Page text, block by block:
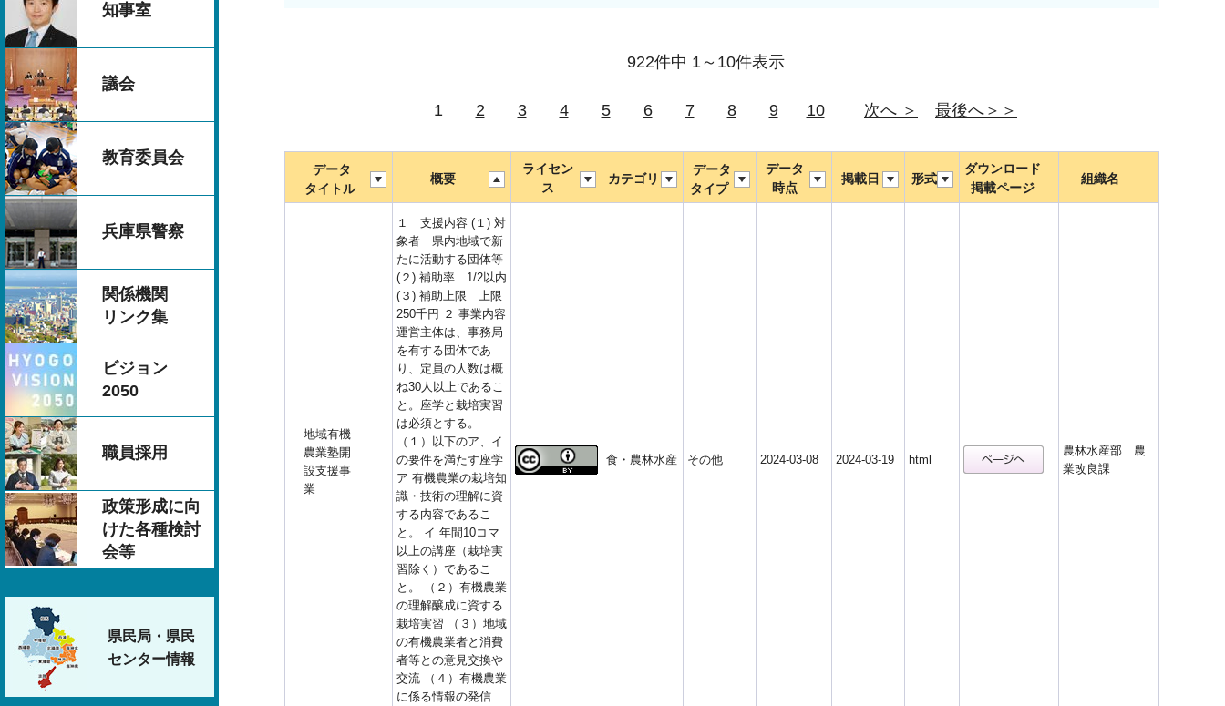
知事室
議会
教育委員会
兵庫県警察
関係機関
リンク集
ビジョン
2050
職員採用
政策形成に向
けた各種検討
会等
県民局・県民
センター情報
922件中 1～10件表示
1 2 3 4 5 6 7 8 9 10 次へ ＞ 最後へ＞＞
データ
タイトル
概要
ライセン
ス
カテゴリ
データ
タイプ
データ
時点
掲載日 形式
ダウンロード
掲載ページ
組織名
地域有機
農業塾開
設支援事
業
１ 支援内容 (１) 対
象者 県内地域で新
たに活動する団体等
(２) 補助率 1/2以内
(３) 補助上限 上限
250千円 ２ 事業内容
運営主体は、事務局
を有する団体であ
り、定員の人数は概
ね30人以上であるこ
と。座学と栽培実習
は必須とする。
（１）以下のア、イ
の要件を満たす座学
ア 有機農業の栽培知
識・技術の理解に資
する内容であるこ
と。 イ 年間10コマ
以上の講座（栽培実
習除く）であるこ
と。 （２）有機農業
の理解醸成に資する
栽培実習 （３）地域
の有機農業者と消費
者等との意見交換や
交流 （４）有機農業
に係る情報の発信
食・農林水産 その他 2024-03-08 2024-03-19 html
農林水産部 農
業改良課